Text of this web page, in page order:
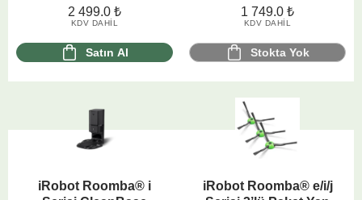
2 499.0 ₺
KDV DAHIL
Satın Al
1 749.0 ₺
KDV DAHIL
Stokta Yok
iRobot Roomba® i
iRobot Roomba® e/i/j